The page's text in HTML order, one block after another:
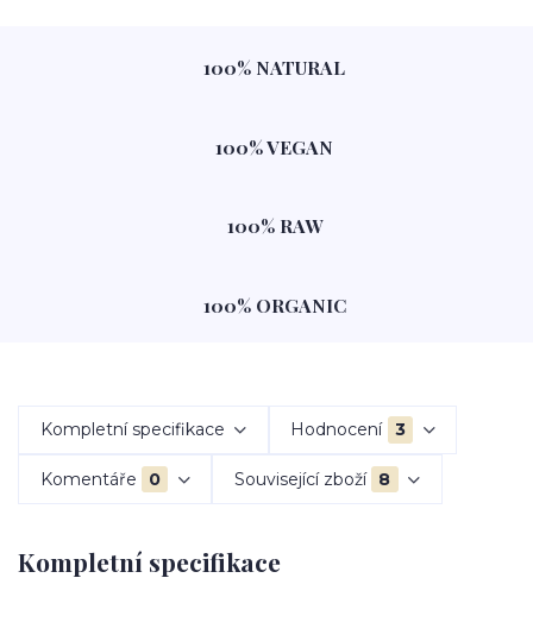
100% NATURAL
100% VEGAN
100% RAW
100% ORGANIC
Kompletní specifikace Hodnocení 3
Komentáře 0 Související zboží 8
Kompletní specifikace